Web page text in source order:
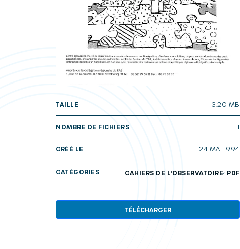
TAILLE 3.20 MB
NOMBRE DE FICHIERS 1
CRÉÉ LE 24 MAI 1994
CATÉGORIES CAHIERS DE L'OBSERVATOIRE, PDF
TÉLÉCHARGER